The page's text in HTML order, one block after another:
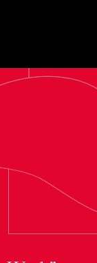
To Work"